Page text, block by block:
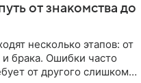
от знакомства до
несколько этапов: от
брака. Ошибки часто
от другого слишком